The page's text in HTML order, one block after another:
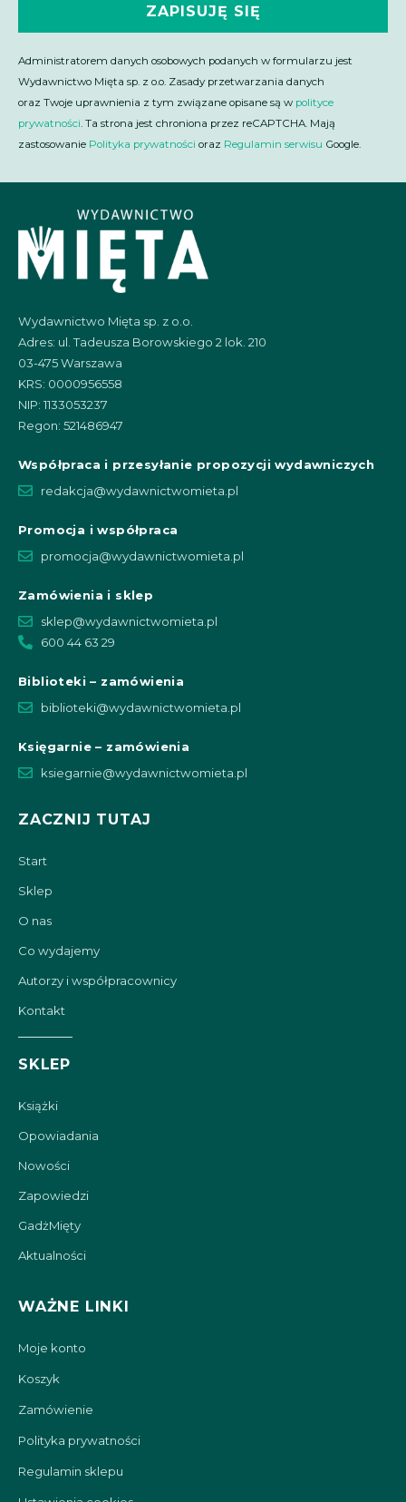
ZAPISUJĘ SIĘ
Administratorem danych osobowych podanych w formularzu jest
Wydawnictwo Mięta sp. z o.o. Zasady przetwarzania danych
oraz Twoje uprawnienia z tym związane opisane są w polityce
prywatności. Ta strona jest chroniona przez reCAPTCHA. Mają
zastosowanie Polityka prywatności oraz Regulamin serwisu Google.
Wydawnictwo Mięta sp. z o.o.
Adres: ul. Tadeusza Borowskiego 2 lok. 210
03-475 Warszawa
KRS: 0000956558
NIP: 1133053237
Regon: 521486947
Współpraca i przesyłanie propozycji wydawniczych
redakcja@wydawnictwomieta.pl
Promocja i współpraca
promocja@wydawnictwomieta.pl
Zamówienia i sklep
sklep@wydawnictwomieta.pl
600 44 63 29
Biblioteki – zamówienia
biblioteki@wydawnictwomieta.pl
Księgarnie – zamówienia
ksiegarnie@wydawnictwomieta.pl
ZACZNIJ TUTAJ
Start
Sklep
O nas
Co wydajemy
Autorzy i współpracownicy
Kontakt
SKLEP
Książki
Opowiadania
Nowości
Zapowiedzi
GadżMięty
Aktualności
WAŻNE LINKI
Moje konto
Koszyk
Zamówienie
Polityka prywatności
Regulamin sklepu